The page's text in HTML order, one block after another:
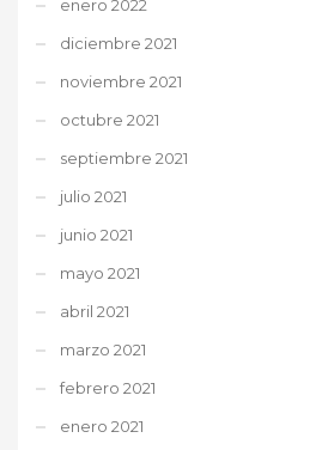
enero 2022
diciembre 2021
noviembre 2021
octubre 2021
septiembre 2021
julio 2021
junio 2021
mayo 2021
abril 2021
marzo 2021
febrero 2021
enero 2021